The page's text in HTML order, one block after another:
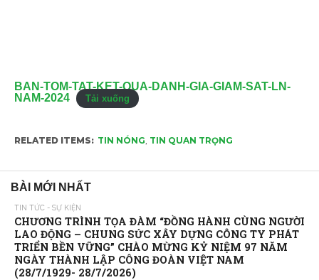
BAN-TOM-TAT-KET-QUA-DANH-GIA-GIAM-SAT-LN-
NAM-2024
Tải xuống
RELATED ITEMS: TIN NÓNG, TIN QUAN TRỌNG
BÀI MỚI NHẤT
TIN TỨC - SỰ KIỆN
CHƯƠNG TRÌNH TỌA ĐÀM “ĐỒNG HÀNH CÙNG NGƯỜI
LAO ĐỘNG – CHUNG SỨC XÂY DỰNG CÔNG TY PHÁT
TRIỂN BỀN VỮNG” CHÀO MỪNG KỶ NIỆM 97 NĂM
NGÀY THÀNH LẬP CÔNG ĐOÀN VIỆT NAM
(28/7/1929- 28/7/2026)